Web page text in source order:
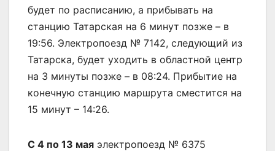
будет по расписанию, а прибывать на
станцию Татарская на 6 минут позже – в
19:56. Электропоезд № 7142, следующий из
Татарска, будет уходить в областной центр
на 3 минуты позже – в 08:24. Прибытие на
конечную станцию маршрута сместится на
15 минут – 14:26.
С 4 по 13 мая электропоезд № 6375